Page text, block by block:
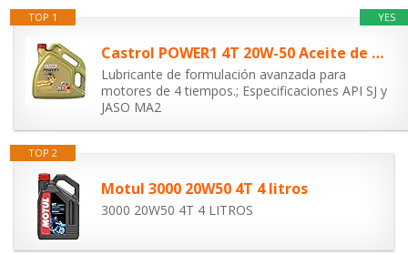
YES
TOP 1
Castrol POWER1 4T 20W-50 Aceite de Moto 4L
Lubricante de formulación avanzada para
motores de 4 tiempos.; Especificaciones API SJ y
JASO MA2
TOP 2
Motul 3000 20W50 4T 4 litros
3000 20W50 4T 4 LITROS